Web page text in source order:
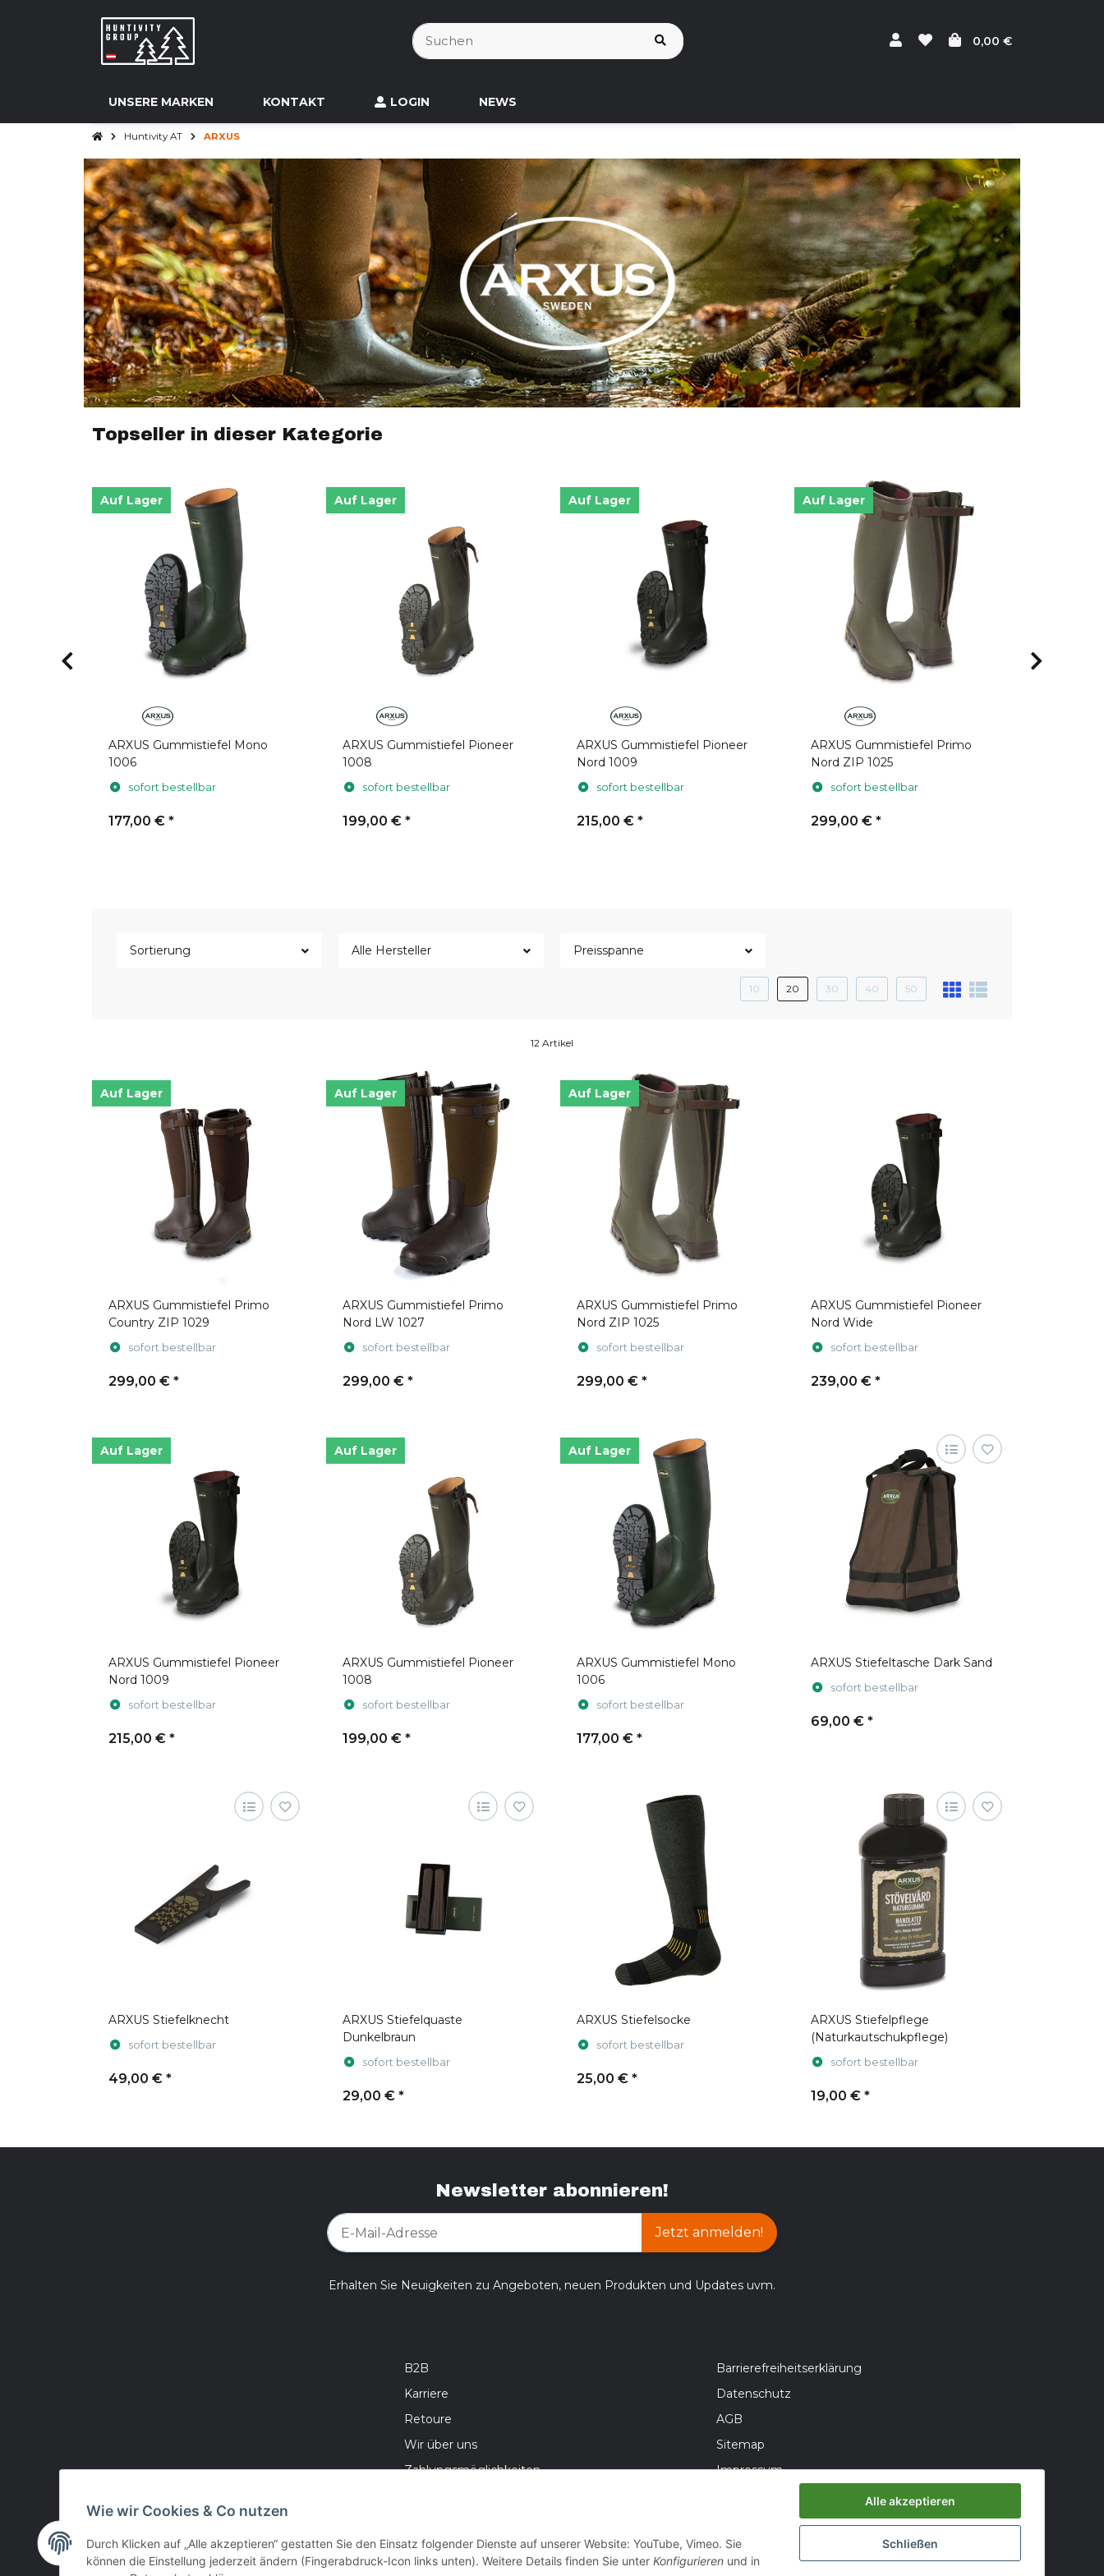
0,00 €
UNSERE MARKEN KONTAKT LOGIN NEWS
Huntivity AT ARXUS
Topseller in dieser Kategorie
Auf Lager
ARXUS Gummistiefel Mono
1006
sofort bestellbar
177,00 € *
Auf Lager
ARXUS Gummistiefel Pioneer
1008
sofort bestellbar
199,00 € *
Auf Lager
ARXUS Gummistiefel Pioneer
Nord 1009
sofort bestellbar
215,00 € *
Auf Lager
ARXUS Gummistiefel Primo
Nord ZIP 1025
sofort bestellbar
299,00 € *
Sortierung Alle Hersteller Preisspanne
10 20 30 40 50
12 Artikel
Auf Lager
ARXUS Gummistiefel Primo
Country ZIP 1029
sofort bestellbar
299,00 € *
Auf Lager
ARXUS Gummistiefel Primo
Nord LW 1027
sofort bestellbar
299,00 € *
Auf Lager
ARXUS Gummistiefel Primo
Nord ZIP 1025
sofort bestellbar
299,00 € *
ARXUS Gummistiefel Pioneer
Nord Wide
sofort bestellbar
239,00 € *
Auf Lager
ARXUS Gummistiefel Pioneer
Nord 1009
sofort bestellbar
215,00 € *
Auf Lager
ARXUS Gummistiefel Pioneer
1008
sofort bestellbar
199,00 € *
Auf Lager
ARXUS Gummistiefel Mono
1006
sofort bestellbar
177,00 € *
ARXUS Stiefeltasche Dark Sand
sofort bestellbar
69,00 € *
ARXUS Stiefelknecht
sofort bestellbar
49,00 € *
ARXUS Stiefelquaste
Dunkelbraun
sofort bestellbar
29,00 € *
ARXUS Stiefelsocke
sofort bestellbar
25,00 € *
ARXUS Stiefelpflege
(Naturkautschukpflege)
sofort bestellbar
19,00 € *
Newsletter abonnieren!
Jetzt anmelden!
Erhalten Sie Neuigkeiten zu Angeboten, neuen Produkten und Updates uvm.
B2B
Karriere
Retoure
Wir über uns
Zahlungsmöglichkeiten
Barrierefreiheitserklärung
Datenschutz
AGB
Sitemap
Impressum
Widerrufsrecht
Wie wir Cookies & Co nutzen
Durch Klicken auf „Alle akzeptieren“ gestatten Sie den Einsatz folgender Dienste auf unserer Website: YouTube, Vimeo. Sie
können die Einstellung jederzeit ändern (Fingerabdruck-Icon links unten). Weitere Details finden Sie unter Konfigurieren und in
Alle akzeptieren
Schließen